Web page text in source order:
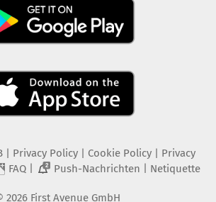
Privacy Policy| Cookie Policy| Privacy
FAQ| 2 Push-Nachrichten Netiquette
2026 First Avenue GmbH